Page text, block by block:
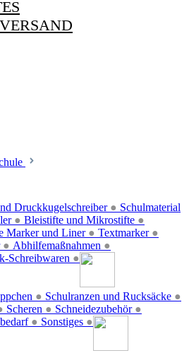
Druckkugelschreiber ●
● Bleistifte und Mikrostifte ●
Marker und Liner ● Textmarker ●
● Abhilfemaßnahmen ●
Schreibwaren ●
Schulmaterial
● Schulranzen und Rucksäcke ●
Scheren ● Schneidezubehör ●
● Sonstiges ●